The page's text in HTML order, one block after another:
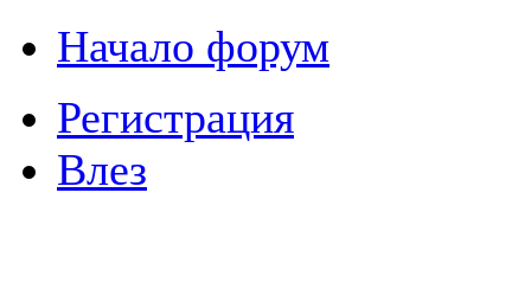
Начало форум
Регистрация
Влез